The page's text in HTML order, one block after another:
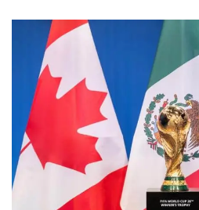
contenido